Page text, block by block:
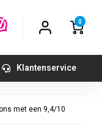
0
Klantenservice
met een 9,4/10